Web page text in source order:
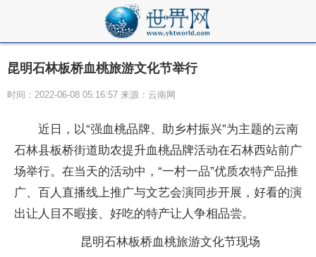
昆明石林板桥血桃旅游文化节举行
时间：2022-06-08 05:16:57 来源：云南网
近日，以“强血桃品牌、助乡村振兴”为主题的云南
石林县板桥街道助农提升血桃品牌活动在石林西站前广
场举行。在当天的活动中，“一村一品”优质农特产品推
广、百人直播线上推广与文艺会演同步开展，好看的演
出让人目不暇接、好吃的特产让人争相品尝。
昆明石林板桥血桃旅游文化节现场